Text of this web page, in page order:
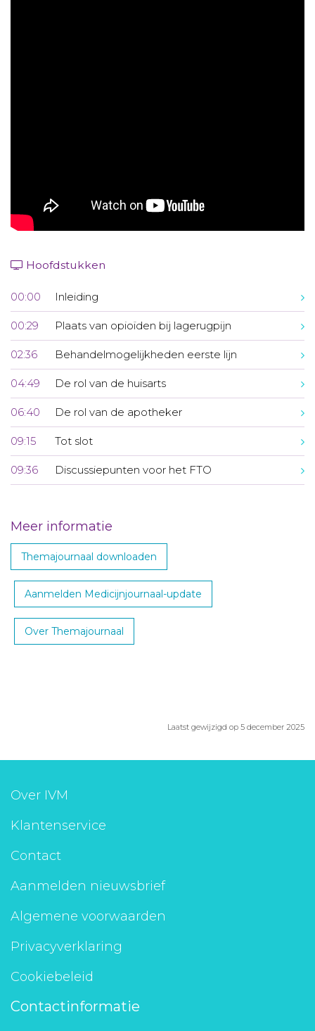
Hoofdstukken
00:00 Inleiding
00:29 Plaats van opioïden bij lagerugpijn
02:36 Behandelmogelijkheden eerste lijn
04:49 De rol van de huisarts
06:40 De rol van de apotheker
09:15 Tot slot
09:36 Discussiepunten voor het FTO
Meer informatie
Themajournaal downloaden
Aanmelden Medicijnjournaal-update
Over Themajournaal
Laatst gewijzigd op 5 december 2025
Over IVM
Klantenservice
Contact
Aanmelden nieuwsbrief
Algemene voorwaarden
Privacyverklaring
Cookiebeleid
Contactinformatie